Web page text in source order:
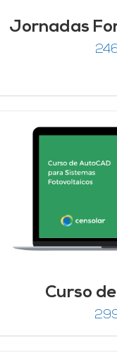
Jornadas
Curso
AÑADIR AL